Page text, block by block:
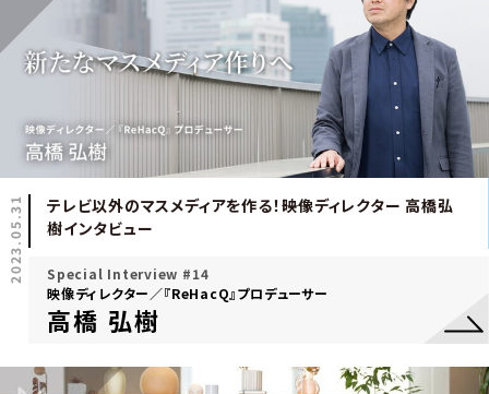
2023.05.31
テレビ以外のマスメディアを作る！――映像ディレクター 高橋弘
樹インタビュー
Special Interview #14
映像ディレクター／『ReHacQ』プロデューサー
高橋 弘樹